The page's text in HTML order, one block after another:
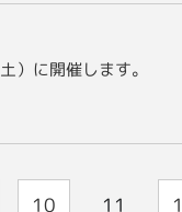
）に開催します。
10 11